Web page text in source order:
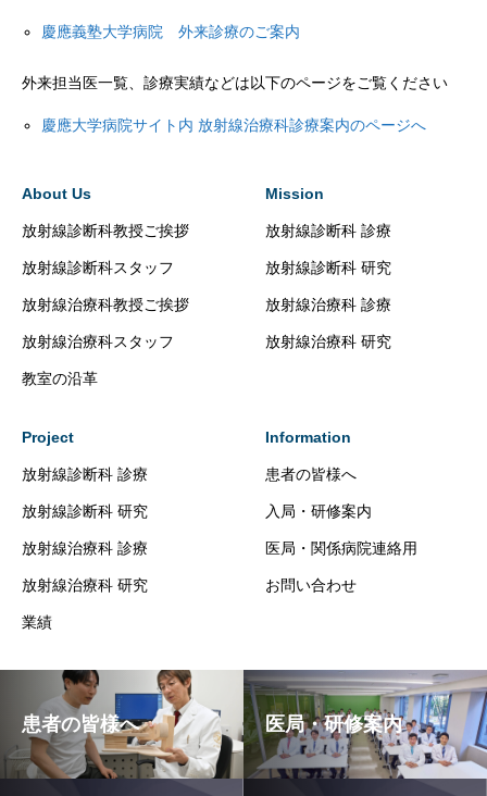
慶應義塾大学病院 外来診療のご案内
外来担当医一覧、診療実績などは以下のページをご覧ください
慶應大学病院サイト内 放射線治療科診療案内のページへ
About Us
放射線診断科教授ご挨拶
放射線診断科スタッフ
放射線治療科教授ご挨拶
放射線治療科スタッフ
教室の沿革
Mission
放射線診断科 診療
放射線診断科 研究
放射線治療科 診療
放射線治療科 研究
Project
放射線診断科 診療
放射線診断科 研究
放射線治療科 診療
放射線治療科 研究
業績
Information
患者の皆様へ
入局・研修案内
医局・関係病院連絡用
お問い合わせ
患者の皆様へ 医局・研修案内